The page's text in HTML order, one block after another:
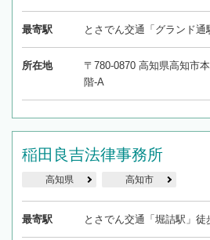
最寄駅 とさでん交通「グランド通
所在地
〒780-0870 高知県高知市
階-A
稲田良吉法律事務所
高知県 高知市
最寄駅 とさでん交通「堀詰駅」徒